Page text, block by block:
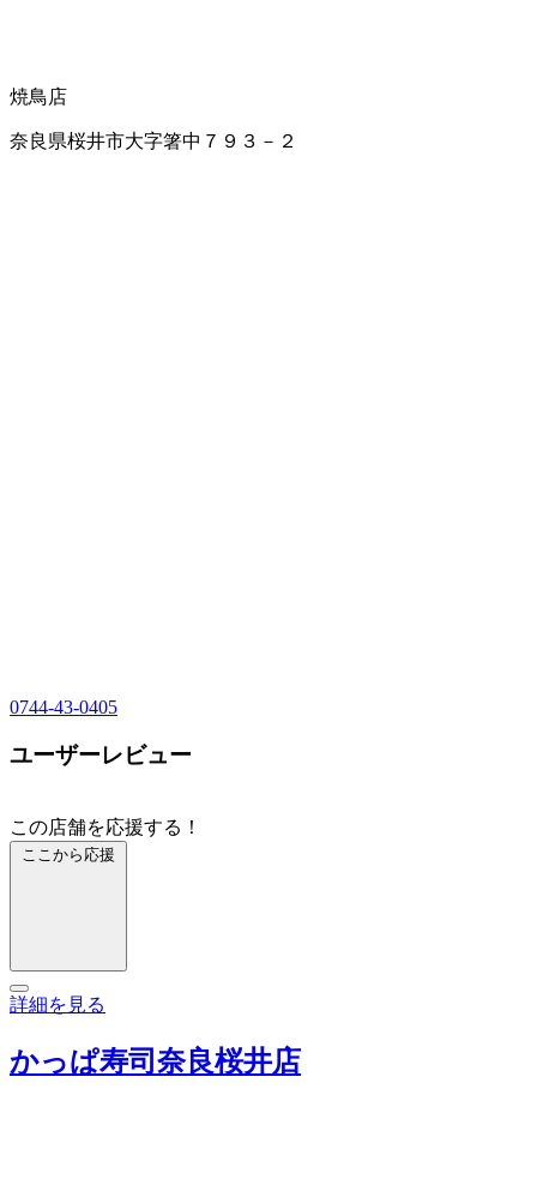
焼鳥店
奈良県桜井市大字箸中７９３－２
0744-43-0405
ユーザーレビュー
この店舗を応援する！
ここから応援
詳細を見る
かっぱ寿司奈良桜井店